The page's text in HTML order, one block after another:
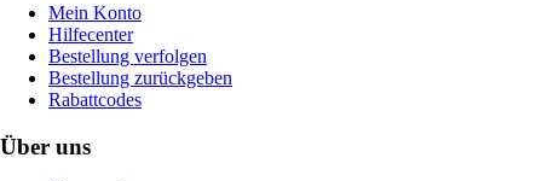
Mein Konto
Hilfecenter
Bestellung verfolgen
Bestellung zurückgeben
Rabattcodes
Über uns